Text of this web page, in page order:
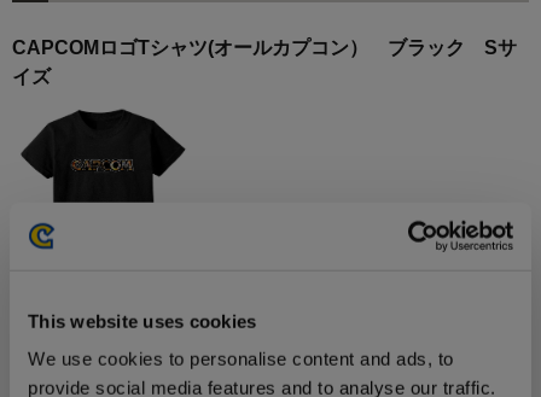
This website uses cookies
We use cookies to personalise content and ads, to
provide social media features and to analyse our traffic.
CAPCOMロゴTシャツ(オールカプコン） ブラック Sサ
イズ
4,180円(税込)
お届け開始日： 2020/09/23 ～
CAPCOMロゴTシャツ(オールカプコン） ブラック Mサ